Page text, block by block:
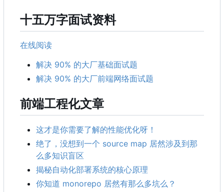
十五万字面试资料
在线阅读
解决 90% 的大厂基础面试题
解决 90% 的大厂前端网络面试题
前端工程化文章
这才是你需要了解的性能优化呀！
绝了，没想到一个 source map 居然涉及到那
么多知识盲区
揭秘自动化部署系统的核心原理
你知道 monorepo 居然有那么多坑么？